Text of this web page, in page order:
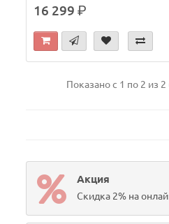
16 299р.
Показано с 1 по 2 из 2
Акция
Скидка 2% на